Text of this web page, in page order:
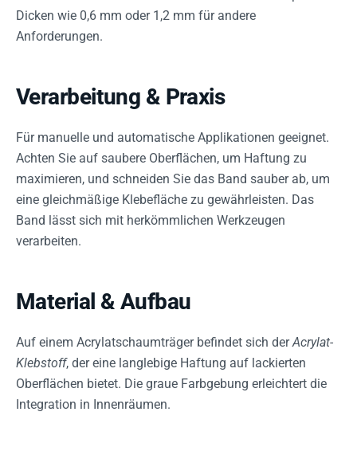
Dicken wie 0,6 mm oder 1,2 mm für andere
Anforderungen.
Verarbeitung & Praxis
Für manuelle und automatische Applikationen geeignet.
Achten Sie auf saubere Oberflächen, um Haftung zu
maximieren, und schneiden Sie das Band sauber ab, um
eine gleichmäßige Klebefläche zu gewährleisten. Das
Band lässt sich mit herkömmlichen Werkzeugen
verarbeiten.
Material & Aufbau
Auf einem Acrylatschaumträger befindet sich derAcrylat-
Klebstoff, der eine langlebige Haftung auf lackierten
Oberflächen bietet. Die graue Farbgebung erleichtert die
Integration in Innenräumen.